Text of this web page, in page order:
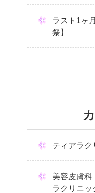
ラスト1ヶ
祭】
ティアラク
美容皮膚科
ラクリニッ